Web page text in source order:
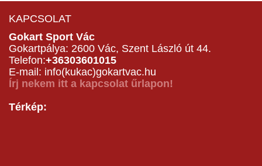
KAPCSOLAT
Gokart Sport Vác
Gokartpálya: 2600 Vác, Szent László út 44.
Telefon:+36303601015
E-mail: info(kukac)gokartvac.hu
Írj nekem itt a kapcsolat űrlapon!
Térkép: